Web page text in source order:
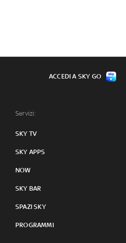
Servizi:
SKY TV
SKY APPS
NOW
SKY BAR
SPAZI SKY
PROGRAMMI
ACCEDI A SKY GO